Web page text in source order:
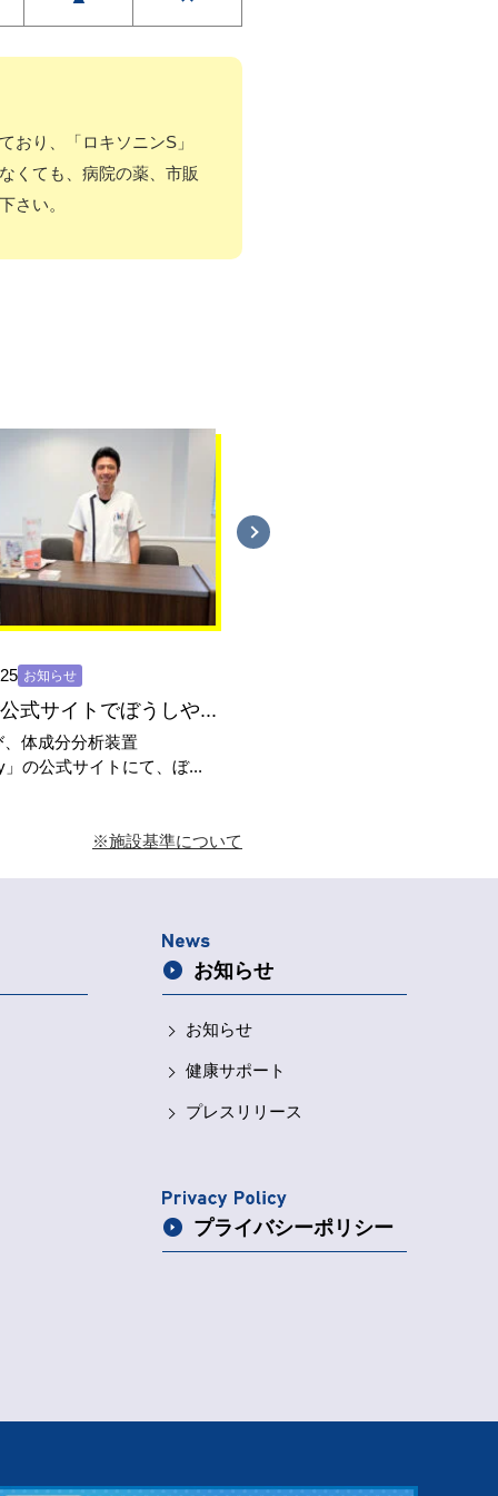
おり、「ロキソニンS」
くても、病院の薬、市販
さい。
お知らせ
式サイトでぼうしや...
、体成分分析装置
」の公式サイトにて、ぼ...
※施設基準について
お知らせ
お知らせ
健康サポート
プレスリリース
プライバシーポリシー